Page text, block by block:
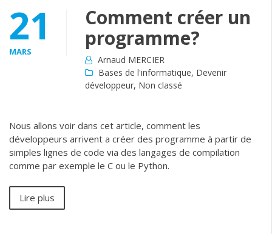
21
MARS
Comment créer un
programme?
Arnaud MERCIER
Bases de l'informatique, Devenir
développeur, Non classé
Nous allons voir dans cet article, comment les
développeurs arrivent a créer des programme à partir de
simples lignes de code via des langages de compilation
comme par exemple le C ou le Python.
Lire plus